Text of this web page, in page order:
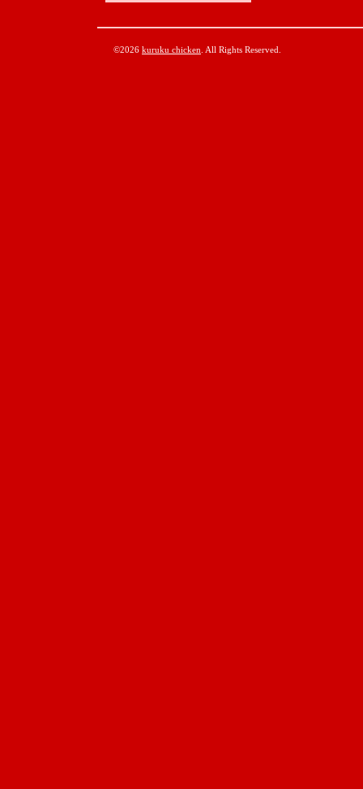
©2026 kuruku chicken . All Rights Reserved.